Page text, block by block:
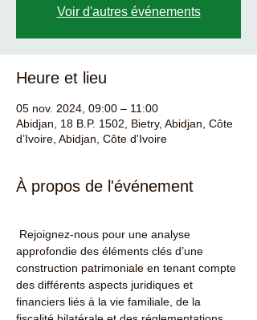
Voir d'autres événements
Heure et lieu
05 nov. 2024, 09:00 – 11:00
Abidjan, 18 B.P. 1502, Bietry, Abidjan, Côte
d’Ivoire, Abidjan, Côte d'Ivoire
À propos de l'événement
approfondie des éléments clés d’une
construction patrimoniale en tenant compte
des différents aspects juridiques et
financiers liés à la vie familiale, de la